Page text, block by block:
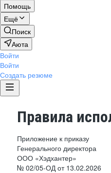
Помощь
Ещё
Поиск
Аюта
Войти
Войти
Создать резюме
Правила
Приложение к приказу
Генерального директора
ООО «Хэдхантер»
№ 02/05-ОД от 13.02.2026